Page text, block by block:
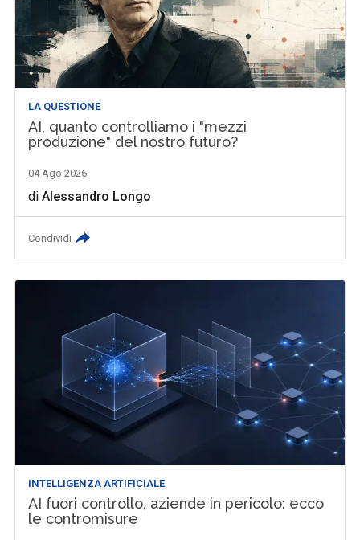
LA QUESTIONE
AI, quanto controlliamo i "mezzi
produzione" del nostro futuro?
04 Ago 2026
diAlessandro Longo
Condividi
INTELLIGENZA ARTIFICIALE
AI fuori controllo, aziende in pericolo: ecco
le contromisure